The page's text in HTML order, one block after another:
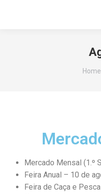
You
Home
Mercado Mensal (1.º
Feira Anual – 10 de
Feira de Caça e